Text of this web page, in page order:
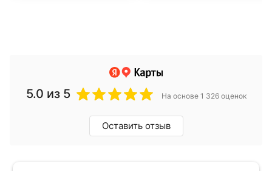
5.0 из 5 На основе 1 326 оценок
Оставить отзыв